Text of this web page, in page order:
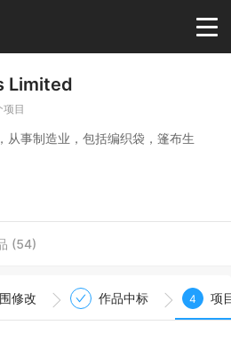
首页
选择套餐→
商标版权
LOGO
Limited
目
从事制造业，包括编织袋，篷布生
(54)
修改 作品中标 4 项